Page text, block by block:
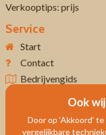
Verkooptips: prijs
Service
Start
Contact
Bedrijvengids
Ook
Door op ‘Akkoord’
vergelijkbare